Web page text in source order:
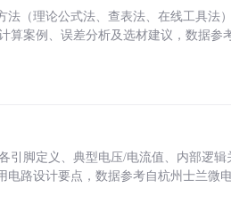
（理论公式法、查表法、在线工具法
算案例、误差分析及选材建议，数据参
引脚定义、典型电压/电流值、内部逻
路设计要点，数据参考自杭州士兰微